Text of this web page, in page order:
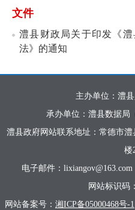
文件
澧县财政局关于印发《
法》的通知
主办单位：澧
承办单位：澧县数据局
澧县政府网站联系地址：常德市
楼
电子邮件：lixiangov@163.com
网站标识码
网站备案号： 湘ICP备05000468号-1